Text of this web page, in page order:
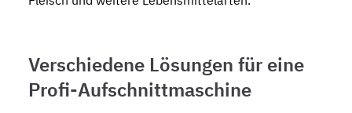
Verschiedene Lösungen für eine
Profi-Aufschnittmaschine